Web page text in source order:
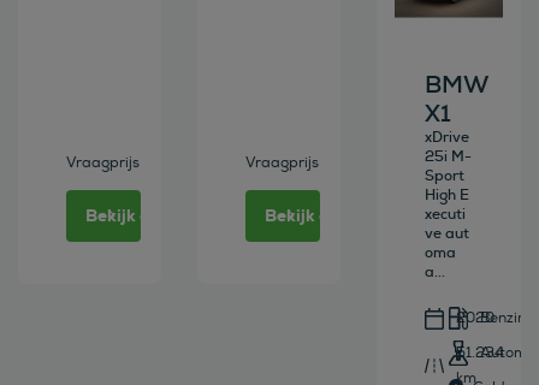
Vraagprijs
Bekijk deze auto
Vraagprijs
Bekijk deze auto
BMW
X1
xDrive
25i M-
Sport
High E
xecuti
ve aut
oma
a...
2020Benzine
51.234
km